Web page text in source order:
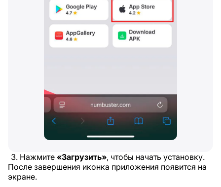
Нажмите «Загрузить», чтобы начать установку.
После завершения иконка приложения появится на
экране.